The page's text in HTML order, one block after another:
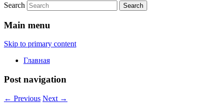
Search
Main menu
Skip to primary content
Главная
Post navigation
← Previous Next →